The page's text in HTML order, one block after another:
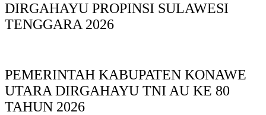
DIRGAHAYU PROPINSI SULAWESI
TENGGARA 2026
PEMERINTAH KABUPATEN KONAWE
UTARA DIRGAHAYU TNI AU KE 80
TAHUN 2026